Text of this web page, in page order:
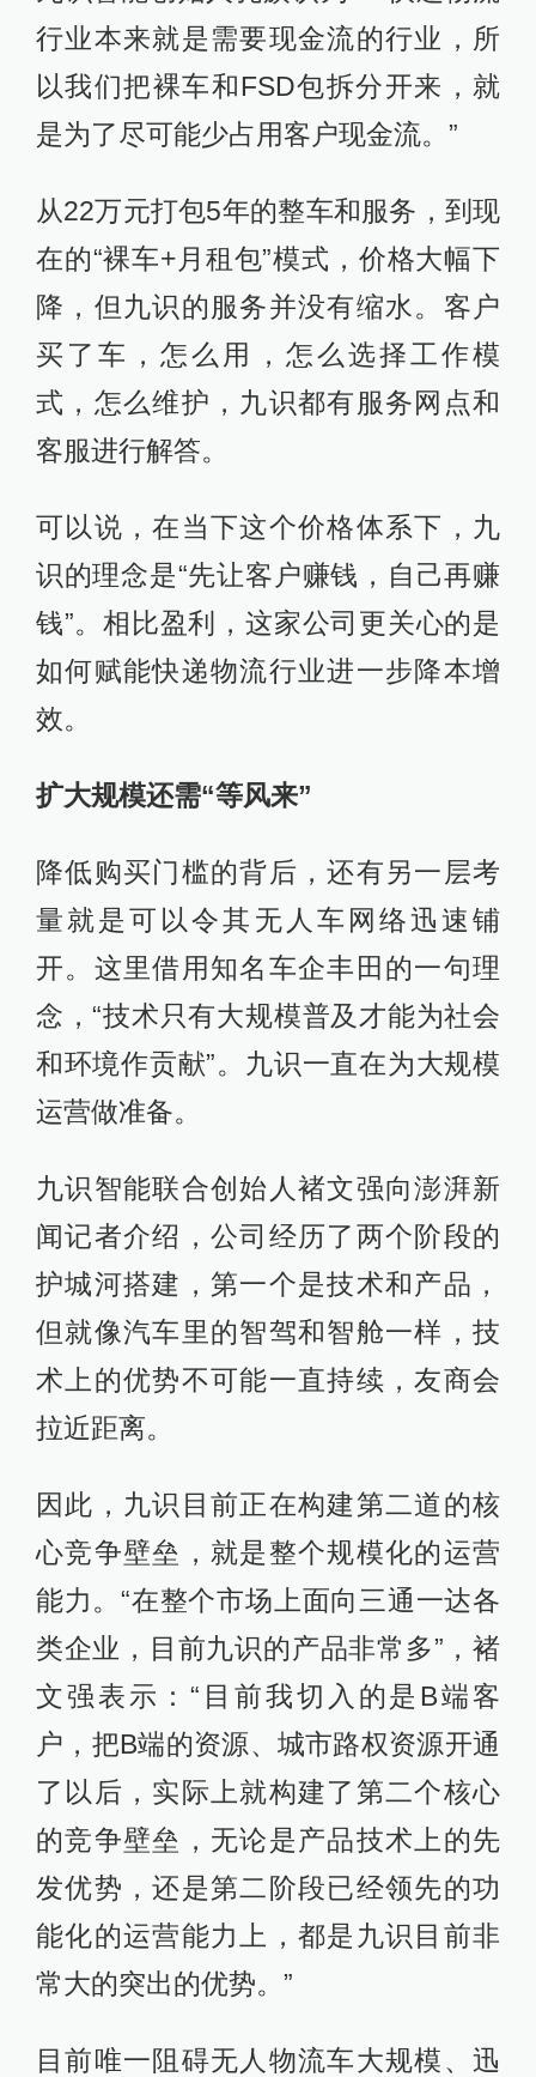
行业本来就是需要现金流的行业，所
以我们把裸车和FSD包拆分开来，就
是为了尽可能少占用客户现金流。”
从22万元打包5年的整车和服务，到现
在的“裸车+月租包”模式，价格大幅下
降，但九识的服务并没有缩水。客户
买了车，怎么用，怎么选择工作模
式，怎么维护，九识都有服务网点和
客服进行解答。
可以说，在当下这个价格体系下，九
识的理念是“先让客户赚钱，自己再赚
钱”。相比盈利，这家公司更关心的是
如何赋能快递物流行业进一步降本增
效。
扩大规模还需“等风来”
降低购买门槛的背后，还有另一层考
量就是可以令其无人车网络迅速铺
开。这里借用知名车企丰田的一句理
念，“技术只有大规模普及才能为社会
和环境作贡献”。九识一直在为大规模
运营做准备。
九识智能联合创始人褚文强向澎湃新
闻记者介绍，公司经历了两个阶段的
护城河搭建，第一个是技术和产品，
但就像汽车里的智驾和智舱一样，技
术上的优势不可能一直持续，友商会
拉近距离。
因此，九识目前正在构建第二道的核
心竞争壁垒，就是整个规模化的运营
能力。“在整个市场上面向三通一达各
类企业，目前九识的产品非常多”，褚
文强表示：“目前我切入的是B端客
户，把B端的资源、城市路权资源开通
了以后，实际上就构建了第二个核心
的竞争壁垒，无论是产品技术上的先
发优势，还是第二阶段已经领先的功
能化的运营能力上，都是九识目前非
常大的突出的优势。”
目前唯一阻碍无人物流车大规模、迅